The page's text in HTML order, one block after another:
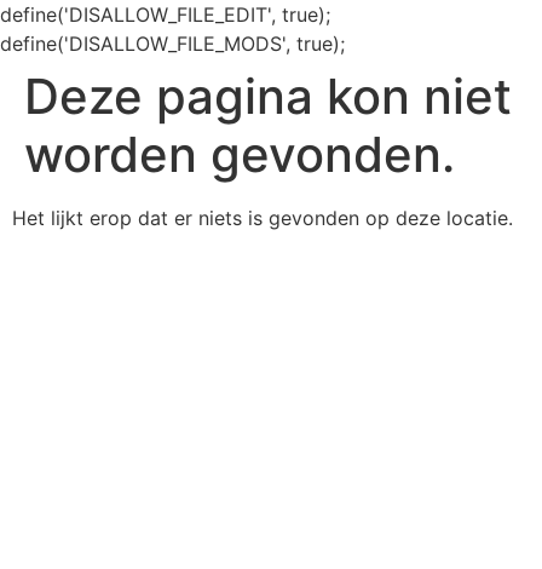
define('DISALLOW_FILE_EDIT', true);
define('DISALLOW_FILE_MODS', true);
Deze pagina kon niet
worden gevonden.
Het lijkt erop dat er niets is gevonden op deze locatie.